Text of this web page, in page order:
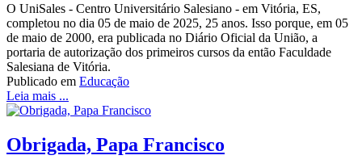
O UniSales - Centro Universitário Salesiano - em Vitória, ES,
completou no dia 05 de maio de 2025, 25 anos. Isso porque, em 05
de maio de 2000, era publicada no Diário Oficial da União, a
portaria de autorização dos primeiros cursos da então Faculdade
Salesiana de Vitória.
Publicado em Educação
Leia mais ...
Obrigada, Papa Francisco